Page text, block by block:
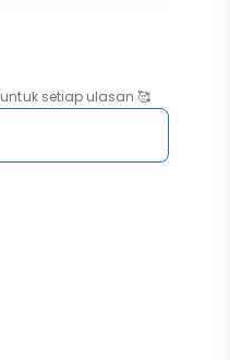
untuk setiap ulasan 🥰